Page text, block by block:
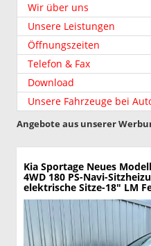
Wir über uns
Unsere Leistungen
Öffnungszeiten
Telefon & Fax
Download
Unsere Fahrzeuge bei
Angebote aus unserer
Kia Sportage Neues
4WD 180 PS-Navi-
elektrische Sitze-18" LM